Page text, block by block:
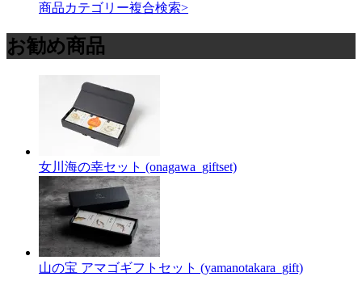
商品カテゴリー複合検索>
お勧め商品
女川海の幸セット (onagawa_giftset)
山の宝 アマゴギフトセット (yamanotakara_gift)